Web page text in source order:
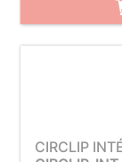
CIRCLIP